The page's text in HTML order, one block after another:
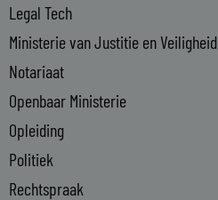
Legal Tech
Ministerie van Justitie en Veiligheid
Notariaat
Openbaar Ministerie
Opleiding
Politiek
Rechtspraak